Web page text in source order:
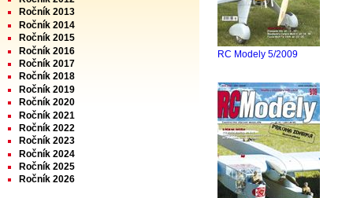
Ročník 2013
Ročník 2014
Ročník 2015
Ročník 2016
Ročník 2017
Ročník 2018
Ročník 2019
Ročník 2020
Ročník 2021
Ročník 2022
Ročník 2023
Ročník 2024
Ročník 2025
Ročník 2026
RC Modely 5/2009